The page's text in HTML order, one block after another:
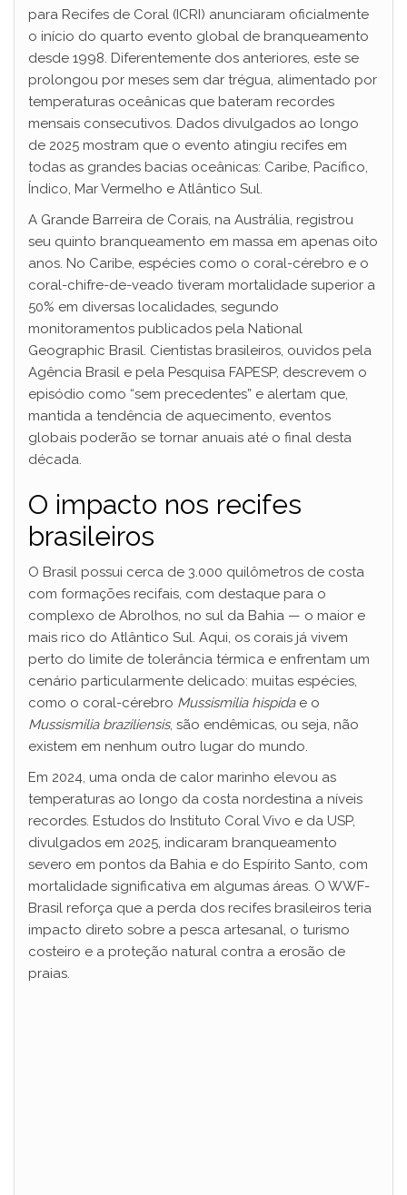
para Recifes de Coral (ICRI) anunciaram oficialmente
o início do quarto evento global de branqueamento
desde 1998. Diferentemente dos anteriores, este se
prolongou por meses sem dar trégua, alimentado por
temperaturas oceânicas que bateram recordes
mensais consecutivos. Dados divulgados ao longo
de 2025 mostram que o evento atingiu recifes em
todas as grandes bacias oceânicas: Caribe, Pacífico,
Índico, Mar Vermelho e Atlântico Sul.
A Grande Barreira de Corais, na Austrália, registrou
seu quinto branqueamento em massa em apenas oito
anos. No Caribe, espécies como o coral-cérebro e o
coral-chifre-de-veado tiveram mortalidade superior a
50% em diversas localidades, segundo
monitoramentos publicados pela National
Geographic Brasil. Cientistas brasileiros, ouvidos pela
Agência Brasil e pela Pesquisa FAPESP, descrevem o
episódio como “sem precedentes” e alertam que,
mantida a tendência de aquecimento, eventos
globais poderão se tornar anuais até o final desta
década.
O impacto nos recifes
brasileiros
O Brasil possui cerca de 3.000 quilômetros de costa
com formações recifais, com destaque para o
complexo de Abrolhos, no sul da Bahia — o maior e
mais rico do Atlântico Sul. Aqui, os corais já vivem
perto do limite de tolerância térmica e enfrentam um
cenário particularmente delicado: muitas espécies,
como o coral-cérebro Mussismilia hispidae o
Mussismilia braziliensis, são endêmicas, ou seja, não
existem em nenhum outro lugar do mundo.
Em 2024, uma onda de calor marinho elevou as
temperaturas ao longo da costa nordestina a níveis
recordes. Estudos do Instituto Coral Vivo e da USP,
divulgados em 2025, indicaram branqueamento
severo em pontos da Bahia e do Espírito Santo, com
mortalidade significativa em algumas áreas. O WWF-
Brasil reforça que a perda dos recifes brasileiros teria
impacto direto sobre a pesca artesanal, o turismo
costeiro e a proteção natural contra a erosão de
praias.